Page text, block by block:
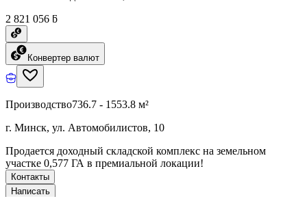
2 821 056 ƃ
Конвертер валют
Производство736.7 - 1553.8 м²
г. Минск, ул. Автомобилистов, 10
Продается доходный складской комплекс на земельном
участке 0,577 ГА в премиальной локации!
Контакты
Написать